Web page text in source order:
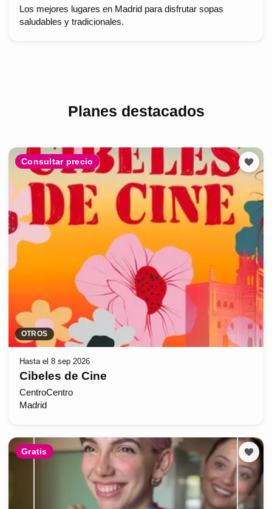
Los mejores lugares en Madrid para disfrutar sopas
saludables y tradicionales.
Planes destacados
Consultar precio
OTROS
Hasta el 8 sep 2026
Cibeles de Cine
CentroCentro
Madrid
Gratis